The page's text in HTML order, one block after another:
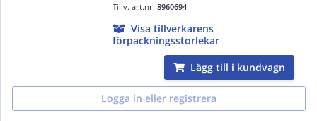
Tillv. art.nr:8960694
Visa tillverkarens
förpackningsstorlekar
Lägg till i kundvagn
Logga in eller registrera